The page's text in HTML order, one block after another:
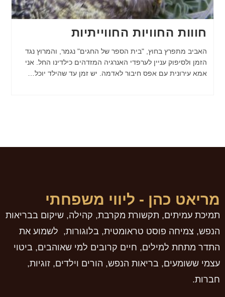
חווות החוויות החווייתיות
האביב מתפרץ בחוץ, "בית הספר של החגים" נגמר, והמרוץ נגד
הזמן ולסיפוק עניין לערפדי האנרגיה המזדהים כילדינו החל. אני
אמא עירונית עם אפס חיבור לאדמה. יש זמן עד שהילד יוכל…
מריאט כהן - ליווי משפחתי
תמיכת עמיתים, תקשורת מקרבת, קהילה, שיקום בבריאות
הנפש, צמיחה פוסט טראומטית, בלוגורות, לשמוע את
התדר מתחת למילים, חיים קרובים למי שאוהבים, ביטוי
עצמי ששומעים, בריאות הנפש, הורים וילדים, זוגיות,
חברות.